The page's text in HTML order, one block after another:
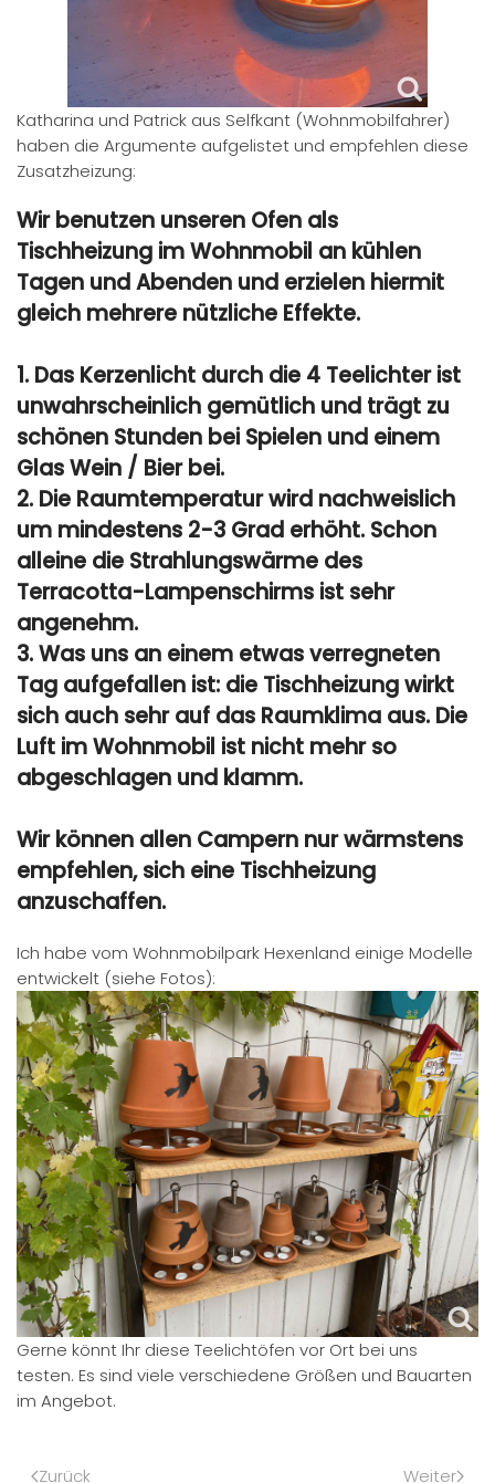
Katharina und Patrick aus Selfkant (Wohnmobilfahrer)
haben die Argumente aufgelistet und empfehlen diese
Zusatzheizung:
Wir benutzen unseren Ofen als
Tischheizung im Wohnmobil an kühlen
Tagen und Abenden und erzielen hiermit
gleich mehrere nützliche Effekte.
1. Das Kerzenlicht durch die 4 Teelichter ist
unwahrscheinlich gemütlich und trägt zu
schönen Stunden bei Spielen und einem
Glas Wein / Bier bei.
2. Die Raumtemperatur wird nachweislich
um mindestens 2-3 Grad erhöht. Schon
alleine die Strahlungswärme des
Terracotta-Lampenschirms ist sehr
angenehm.
3. Was uns an einem etwas verregneten
Tag aufgefallen ist: die Tischheizung wirkt
sich auch sehr auf das Raumklima aus. Die
Luft im Wohnmobil ist nicht mehr so
abgeschlagen und klamm.
Wir können allen Campern nur wärmstens
empfehlen, sich eine Tischheizung
anzuschaffen.
Ich habe vom Wohnmobilpark Hexenland einige Modelle
entwickelt (siehe Fotos):
Gerne könnt Ihr diese Teelichtöfen vor Ort bei uns
testen. Es sind viele verschiedene Größen und Bauarten
im Angebot.
Zurück Weiter